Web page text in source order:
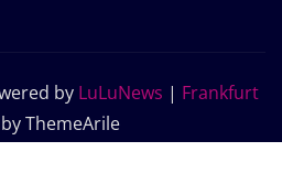
by LuLuNews | Frankfurt
by ThemeArile